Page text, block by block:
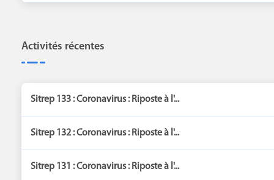
Activités récentes
Sitrep 133 : Coronavirus : Riposte à l'...
Sitrep 132 : Coronavirus : Riposte à l'...
Sitrep 131 : Coronavirus : Riposte à l'...